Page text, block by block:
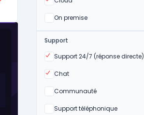
On premise
Oui
Support
Support 24/7 (réponse directe)
Oui
Chat
Oui
Communauté
Non
Support téléphonique
Non